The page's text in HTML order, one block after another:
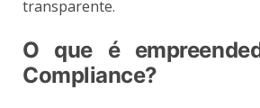
transparente.
O que é
Compliance?